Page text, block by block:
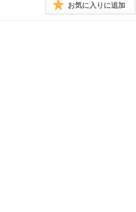
お気に入りに追加